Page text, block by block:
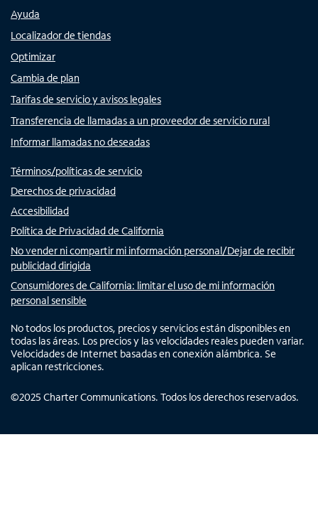
Ayuda
Localizador de tiendas
Optimizar
Cambia de plan
Tarifas de servicio y avisos legales
Transferencia de llamadas a un proveedor de servicio rural
Informar llamadas no deseadas
Términos/políticas de servicio
Derechos de privacidad
Accesibilidad
Política de Privacidad de California
No vender ni compartir mi información personal/Dejar de recibir
publicidad dirigida
Consumidores de California: limitar el uso de mi información
personal sensible
No todos los productos, precios y servicios están disponibles en
todas las áreas. Los precios y las velocidades reales pueden variar.
Velocidades de Internet basadas en conexión alámbrica. Se
aplican restricciones.
©2025 Charter Communications. Todos los derechos reservados.